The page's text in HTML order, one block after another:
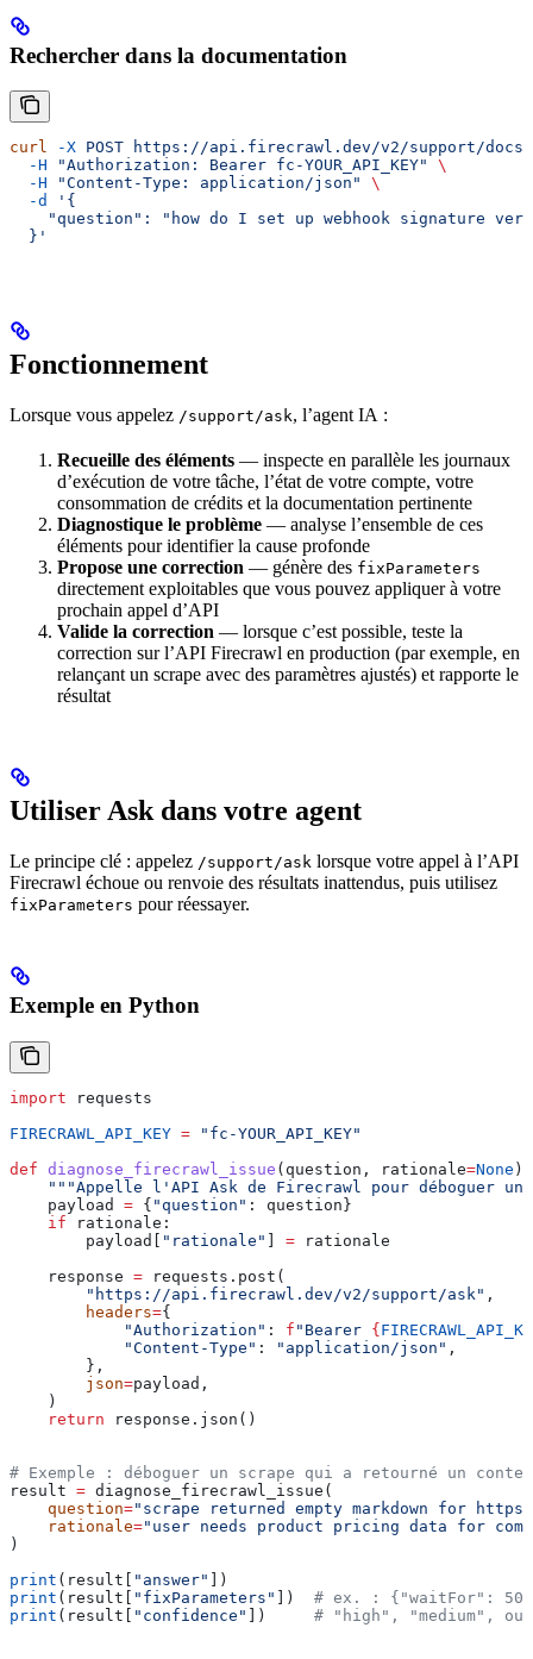
Rechercher dans la documentation
curl -X POST https://api.firecrawl.dev/v2/support/docs-
  -H
"Authorization: Bearer fc-YOUR_API_KEY"
\
  -H
"Content-Type: application/json"
\
  -d
'{
"question": "how do I set up webhook signature
  }'
Fonctionnement
Lorsque vous appelez /support/ask, l’agent IA :
Recueille des éléments — inspecte en parallèle les journaux
d’exécution de votre tâche, l’état de votre compte, votre
consommation de crédits et la documentation pertinente
Diagnostique le problème — analyse l’ensemble de ces
éléments pour identifier la cause profonde
Propose une correction — génère des fixParameters
directement exploitables que vous pouvez appliquer à votre
prochain appel d’API
Valide la correction — lorsque c’est possible, teste la
correction sur l’API Firecrawl en production (par exemple, en
relançant un scrape avec des paramètres ajustés) et rapporte le
résultat
Utiliser Ask dans votre agent
Le principe clé : appelez /support/ask lorsque votre appel à l’API
Firecrawl échoue ou renvoie des résultats inattendus, puis utilisez
fixParameters pour réessayer.
Exemple en Python
import requests
FIRECRAWL_API_KEY = "fc-YOUR_API_KEY"
def diagnose_firecrawl_issue ( question , rationale=None ):
"""Appelle l'API Ask de Firecrawl pour déboguer un
    payload
= { "question" : question}
    if
rationale:
        payload[
"rationale" = rationale
    response
= requests.post(
        "https://api.firecrawl.dev/v2/support/ask"
,
        headers
={
            "Authorization"
: f "Bearer {
            "Content-Type"
: "application/json" ,
        },
        json
=payload,
    )
    return
response.json()
# Exemple : déboguer un scrape qui a retourné un
result = diagnose_firecrawl_issue(
    question
="scrape returned empty markdown for
    rationale
="user needs product pricing data for
)
print (result[ "answer"
])
print (result[ "fixParameters" ]) # ex. : {"waitFor":
print (result[ "confidence" ]) # "high", "medium", ou